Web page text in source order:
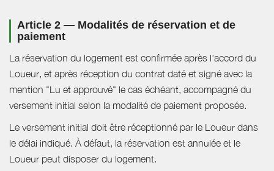
Article 2 — Modalités de réservation et de
paiement
La réservation du logement est confirmée après l'accord du
Loueur, et après réception du contrat daté et signé avec la
mention "Lu et approuvé" le cas échéant, accompagné du
versement initial selon la modalité de paiement proposée.
Le versement initial doit être réceptionné par le Loueur dans
le délai indiqué. À défaut, la réservation est annulée et le
Loueur peut disposer du logement.